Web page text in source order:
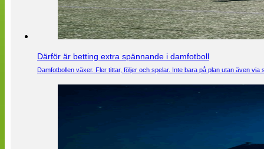
Därför är betting extra spännande i damfotboll
Damfotbollen växer. Fler tittar, följer och spelar. Inte bara på plan utan även